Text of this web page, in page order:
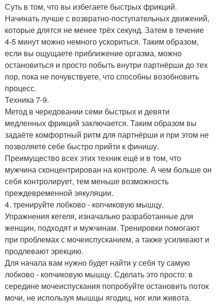
Суть в том, что вы избегаете быстрых фрикций.
Начинать лучше с возвратно-поступательных движений,
которые длятся не менее трёх секунд. Затем в течение
4-5 минут можно немного ускориться. Таким образом,
если вы ощущаете приближение оргазма, можно
остановиться и просто побыть внутри партнёрши до тех
пор, пока не почувствуете, что способны возобновить
процесс.
Техника 7-9.
Метод в чередовании семи быстрых и девяти
медленных фрикций заключается. Таким образом вы
задаёте комфортный ритм для партнёрши и при этом не
позволяете себе быстро прийти к финишу.
Преимущество всех этих техник ещё и в том, что
мужчина сконцентрирован на контроле. А чем больше он
себя контролирует, тем меньше возможность
преждевременной эякуляции.
4. тренируйте лобково - копчиковую мышцу.
Упражнения кегеля, изначально разработанные для
женщин, подходят и мужчинам. Тренировки помогают
при проблемах с мочеиспусканием, а также усиливают и
продлевают эрекцию.
Для начала вам нужно будет найти у себя ту самую
лобково - копчиковую мышцу. Сделать это просто: в
середине мочеиспускания попробуйте остановить поток
мочи, не используя мышцы ягодиц, ног или живота.